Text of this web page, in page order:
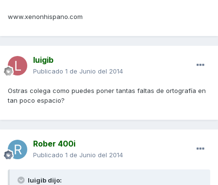
www.xenonhispano.com
luigib
Publicado 1 de Junio del 2014
Ostras colega como puedes poner tantas faltas de ortografía en
tan poco espacio?
Rober 400i
Publicado 1 de Junio del 2014
luigib dijo: